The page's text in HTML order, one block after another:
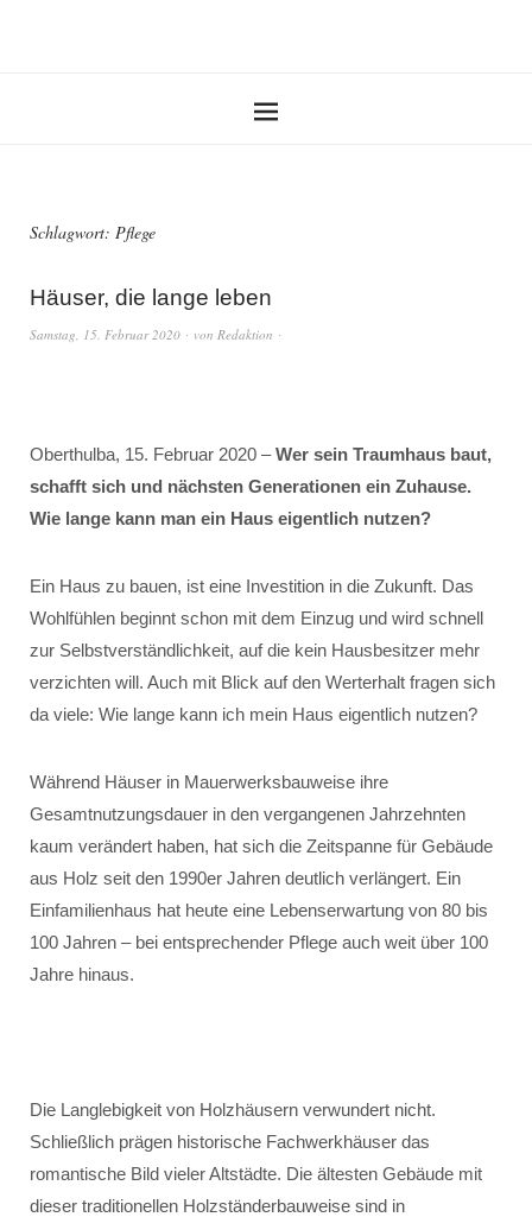
Schlagwort: Pflege
Häuser, die lange leben
Samstag, 15. Februar 2020 von Redaktion
Oberthulba, 15. Februar 2020 –Wer sein Traumhaus baut,
schafft sich und nächsten Generationen ein Zuhause.
Wie lange kann man ein Haus eigentlich nutzen?
Ein Haus zu bauen, ist eine Investition in die Zukunft. Das
Wohlfühlen beginnt schon mit dem Einzug und wird schnell
zur Selbstverständlichkeit, auf die kein Hausbesitzer mehr
verzichten will. Auch mit Blick auf den Werterhalt fragen sich
da viele: Wie lange kann ich mein Haus eigentlich nutzen?
Während Häuser in Mauerwerksbauweise ihre
Gesamtnutzungsdauer in den vergangenen Jahrzehnten
kaum verändert haben, hat sich die Zeitspanne für Gebäude
aus Holz seit den 1990er Jahren deutlich verlängert. Ein
Einfamilienhaus hat heute eine Lebenserwartung von 80 bis
100 Jahren – bei entsprechender Pflege auch weit über 100
Jahre hinaus.
Die Langlebigkeit von Holzhäusern verwundert nicht.
Schließlich prägen historische Fachwerkhäuser das
romantische Bild vieler Altstädte. Die ältesten Gebäude mit
dieser traditionellen Holzständerbauweise sind in